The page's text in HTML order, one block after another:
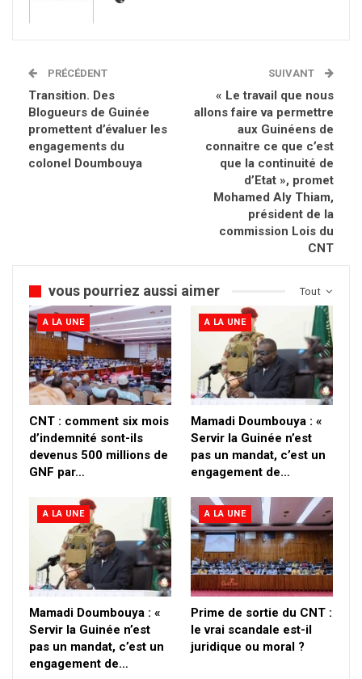
PRÉCÉDENT
Transition. Des
Blogueurs de Guinée
promettent d’évaluer les
engagements du
colonel Doumbouya
SUIVANT
« Le travail que nous
allons faire va permettre
aux Guinéens de
connaitre ce que c’est
que la continuité de
d’Etat », promet
Mohamed Aly Thiam,
président de la
commission Lois du
CNT
Tout
vous pourriez aussi aimer
A LA UNE
CNT : comment six mois
d’indemnité sont-ils
devenus 500 millions de
GNF par…
A LA UNE
Mamadi Doumbouya : «
Servir la Guinée n’est
pas un mandat, c’est un
engagement de…
A LA UNE
Mamadi Doumbouya : «
Servir la Guinée n’est
pas un mandat, c’est un
engagement de…
A LA UNE
Prime de sortie du CNT :
le vrai scandale est-il
juridique ou moral ?